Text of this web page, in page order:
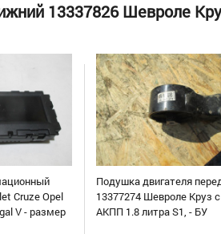
13337826 Шевроле
Cruze Opel
V - размер
Подушка двигателя
13377274 Шевроле Круз с
АКПП 1.8 литра S1, - БУ